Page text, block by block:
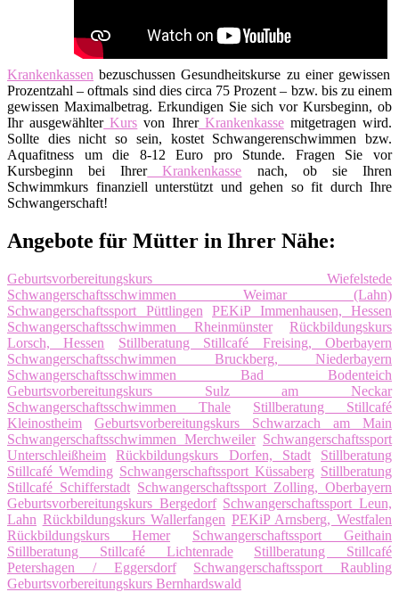
Krankenkassen bezuschussen Gesundheitskurse zu einer gewissen
Prozentzahl – oftmals sind dies circa 75 Prozent – bzw. bis zu einem
gewissen Maximalbetrag. Erkundigen Sie sich vor Kursbeginn, ob
Ihr ausgewählterKurs von IhrerKrankenkassemitgetragen wird.
Sollte dies nicht so sein, kostet Schwangerenschwimmen bzw.
Aquafitness um die 8-12 Euro pro Stunde. Fragen Sie vor
Kursbeginn bei IhrerKrankenkasse nach, ob sie Ihren
Schwimmkurs finanziell unterstützt und gehen so fit durch Ihre
Schwangerschaft!
Angebote für Mütter in Ihrer Nähe:
Geburtsvorbereitungskurs Wiefelstede
Schwangerschaftsschwimmen Weimar (Lahn)
Schwangerschaftssport Püttlingen
PEKiP Immenhausen, Hessen
Schwangerschaftsschwimmen Rheinmünster
Rückbildungskurs
Lorsch, Hessen
Stillberatung Stillcafé Freising, Oberbayern
Schwangerschaftsschwimmen Bruckberg, Niederbayern
Schwangerschaftsschwimmen Bad Bodenteich
Geburtsvorbereitungskurs Sulz am Neckar
Schwangerschaftsschwimmen Thale
Stillberatung Stillcafé
Kleinostheim
Geburtsvorbereitungskurs Schwarzach am Main
Schwangerschaftsschwimmen Merchweiler Schwangerschaftssport
Unterschleißheim
Rückbildungskurs Dorfen, Stadt
Stillberatung
Stillcafé Wemding Schwangerschaftssport Küssaberg Stillberatung
Stillcafé Schifferstadt Schwangerschaftssport Zolling, Oberbayern
Geburtsvorbereitungskurs Bergedorf Schwangerschaftssport Leun,
Lahn Rückbildungskurs Wallerfangen PEKiP Arnsberg, Westfalen
Rückbildungskurs Hemer
Schwangerschaftssport Geithain
Stillberatung Stillcafé Lichtenrade
Stillberatung Stillcafé
Petershagen / Eggersdorf
Schwangerschaftssport Raubling
Geburtsvorbereitungskurs Bernhardswald